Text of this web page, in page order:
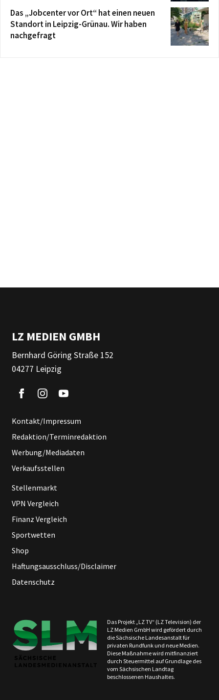
Das „Jobcenter vor Ort“ hat einen neuen
Standort in Leipzig-Grünau. Wir haben
nachgefragt
LZ MEDIEN GMBH
Bernhard Göring Straße 152
04277 Leipzig
Kontakt/Impressum
Redaktion/Terminredaktion
Werbung/Mediadaten
Verkaufsstellen
Stellenmarkt
VPN Vergleich
Finanz Vergleich
Sportwetten
Shop
Haftungsausschluss/Disclaimer
Datenschutz
Das Projekt „LZ TV“ (LZ Television) der
LZ Medien GmbH wird gefördert durch
die Sächsische Landesanstalt für
privaten Rundfunk und neue Medien.
Diese Maßnahme wird mitfinanziert
durch Steuermittel auf Grundlage des
vom Sächsischen Landtag
beschlossenen Haushaltes.